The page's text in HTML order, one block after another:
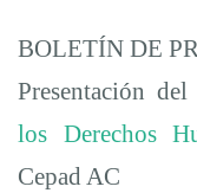
BOLETÍN DE
Presentación
los Derechos
Cepad AC